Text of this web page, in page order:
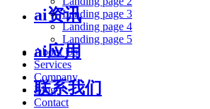
ai资讯
ai应用
联系我们
Landing page 3
Landing page 4
Landing page 5
About Us
Services
Company
Blog
Contact